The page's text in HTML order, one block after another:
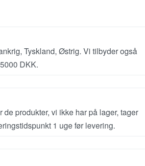
Tyskland, Østrig. Vi tilbyder også
DKK.
produkter, vi ikke har på lager, tager
1 uge før levering.